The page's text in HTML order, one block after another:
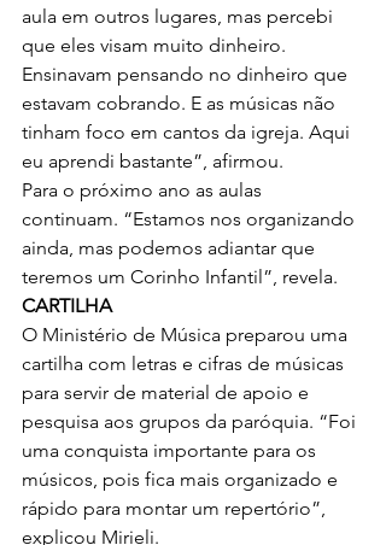
aula em outros lugares, mas percebi
que eles visam muito dinheiro.
Ensinavam pensando no dinheiro que
estavam cobrando. E as músicas não
tinham foco em cantos da igreja. Aqui
eu aprendi bastante”, afirmou.
Para o próximo ano as aulas
continuam. “Estamos nos organizando
ainda, mas podemos adiantar que
teremos um Corinho Infantil”, revela.
CARTILHA
O Ministério de Música preparou uma
cartilha com letras e cifras de músicas
para servir de material de apoio e
pesquisa aos grupos da paróquia. “Foi
uma conquista importante para os
músicos, pois fica mais organizado e
rápido para montar um repertório”,
explicou Mirieli.